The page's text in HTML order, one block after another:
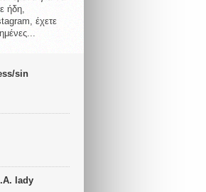
ήδη,
έχετε
sin
lady